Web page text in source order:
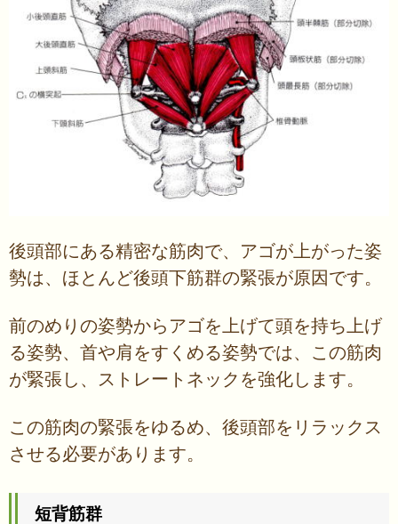
後頭部にある精密な筋肉で、アゴが上がった姿
勢は、ほとんど後頭下筋群の緊張が原因です。
前のめりの姿勢からアゴを上げて頭を持ち上げ
る姿勢、首や肩をすくめる姿勢では、この筋肉
が緊張し、ストレートネックを強化します。
この筋肉の緊張をゆるめ、後頭部をリラックス
させる必要があります。
短背筋群